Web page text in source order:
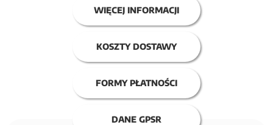
WIĘCEJ INFORMACJI
KOSZTY DOSTAWY
FORMY PŁATNOŚCI
DANE GPSR